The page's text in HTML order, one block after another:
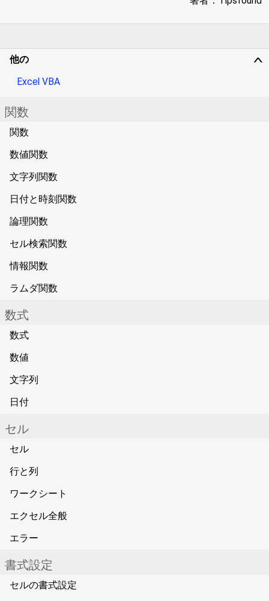
∨
他の
Excel VBA
関数
関数
数値関数
文字列関数
日付と時刻関数
論理関数
セル検索関数
情報関数
ラムダ関数
数式
数式
数値
文字列
日付
セル
セル
行と列
ワークシート
エクセル全般
エラー
書式設定
セルの書式設定